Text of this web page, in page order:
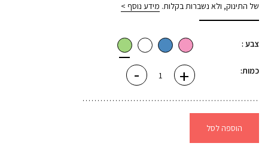
של התינוק, ולא נשברות בקלות. מידע נוסף >
צבע :
כמות: - של
12-
+
הוספה לסל